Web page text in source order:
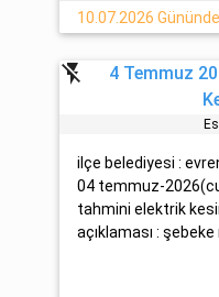
10.07.2026
flash_off
4 Temmuz
ilçe belediyesi :
04 temmuz-
tahmini elektrik
açıklaması :